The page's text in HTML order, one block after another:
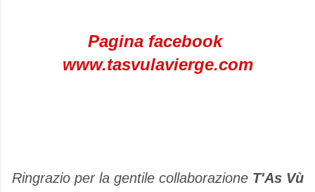
Pagina facebook
www.tasvulavierge.com
Ringrazio per la gentile collaborazione T'As Vù